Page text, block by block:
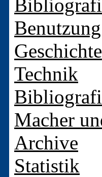
Benutzung
Geschichte
Technik
Macher
Archive
Statistik